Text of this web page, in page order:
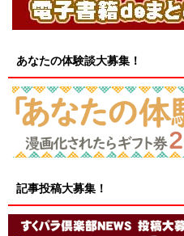
あなたの体験談大募集！
記事投稿大募集！